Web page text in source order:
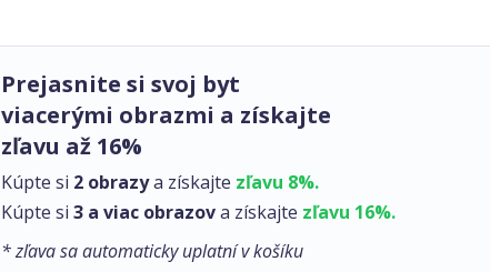
Prejasnite si svoj byt
viacerými obrazmi a získajte
zľavu až 16%
Kúpte si 2 obrazya získajte zľavu 8%.
Kúpte si 3 a viac obrazova získajte zľavu 16%.
* zľava sa automaticky uplatní v košíku